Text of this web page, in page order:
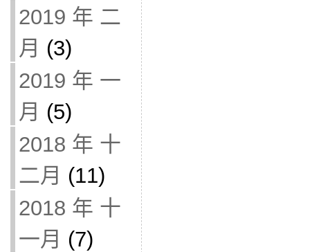
2019 年 二
月 (3)
2019 年 一
月 (5)
2018 年 十
二月 (11)
2018 年 十
一月 (7)